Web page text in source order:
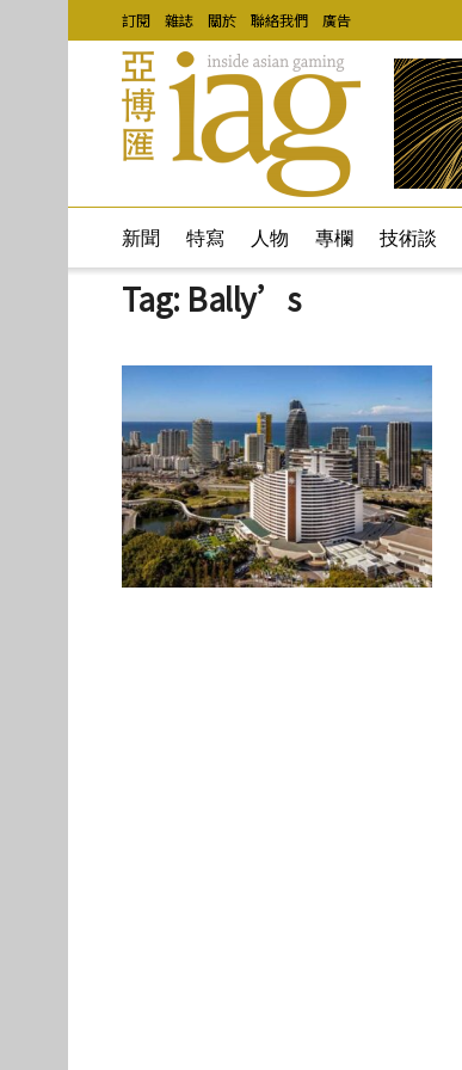
訂閱 雜誌 關於 聯絡我們 廣告
新聞 特寫 人物 專欄 技術談
Tag: Bally’s